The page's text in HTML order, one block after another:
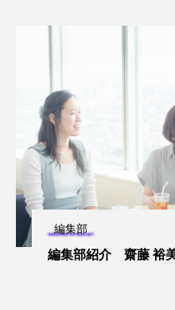
編集部
編集部紹介 齋藤 裕